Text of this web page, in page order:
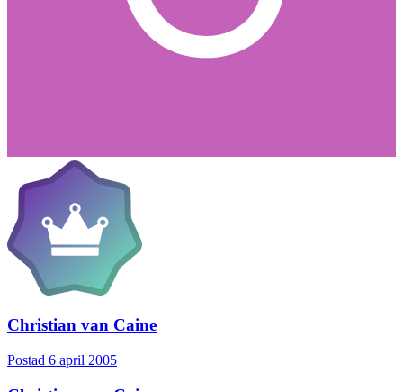
Christian van Caine
Postad 6 april 2005